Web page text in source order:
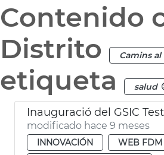
Contenido
Distrito
Camins al
etiqueta
salud
modificado hace 9 meses
INNOVACIÓN
WEB FDM